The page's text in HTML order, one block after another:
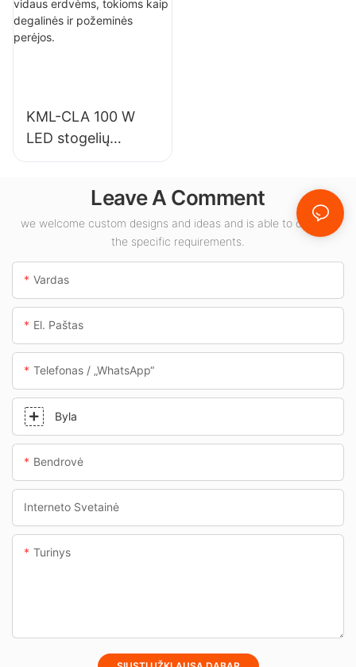
sandėliams ir
kitoms patalpų
KML-CLA 100 W
LED stogelių
šviestuvų tiekėjas
tokioms kaip
degalinės ir
požeminės perėjos.
Leave A Comment
we welcome custom designs and ideas and is able to cater to
the specific requirements.
Vardas
El. Paštas
Telefonas / „WhatsApp“
Byla
Bendrovė
Interneto Svetainė
Turinys